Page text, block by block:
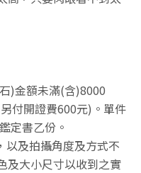
)金額未滿(含)8000
付開證費600元)。單件
定書乙份。
及拍攝角度及方式不
及大小尺寸以收到之實